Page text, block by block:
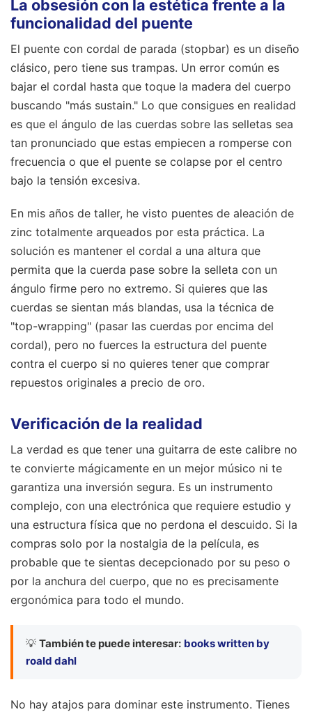
La obsesión con la estética frente a la
funcionalidad del puente
El puente con cordal de parada (stopbar) es un diseño
clásico, pero tiene sus trampas. Un error común es
bajar el cordal hasta que toque la madera del cuerpo
buscando "más sustain." Lo que consigues en realidad
es que el ángulo de las cuerdas sobre las selletas sea
tan pronunciado que estas empiecen a romperse con
frecuencia o que el puente se colapse por el centro
bajo la tensión excesiva.
En mis años de taller, he visto puentes de aleación de
zinc totalmente arqueados por esta práctica. La
solución es mantener el cordal a una altura que
permita que la cuerda pase sobre la selleta con un
ángulo firme pero no extremo. Si quieres que las
cuerdas se sientan más blandas, usa la técnica de
"top-wrapping" (pasar las cuerdas por encima del
cordal), pero no fuerces la estructura del puente
contra el cuerpo si no quieres tener que comprar
repuestos originales a precio de oro.
Verificación de la realidad
La verdad es que tener una guitarra de este calibre no
te convierte mágicamente en un mejor músico ni te
garantiza una inversión segura. Es un instrumento
complejo, con una electrónica que requiere estudio y
una estructura física que no perdona el descuido. Si la
compras solo por la nostalgia de la película, es
probable que te sientas decepcionado por su peso o
por la anchura del cuerpo, que no es precisamente
ergonómica para todo el mundo.
💡 También te puede interesar: books written by
roald dahl
No hay atajos para dominar este instrumento. Tienes